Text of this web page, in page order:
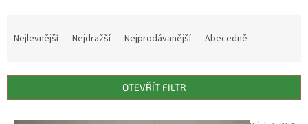
í
Nejlevnější Nejdražší Nejprodávanější Abecedně
OTEVŘÍT FILTR
V